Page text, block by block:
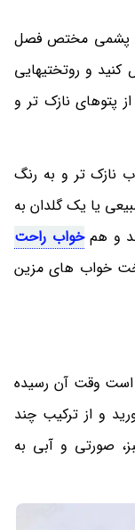
پشمی مختص فصل
کنید و روتختیهایی
پتوهای نازک تر و
نازک تر و به رنگ
یا یک گلدان به
و همخواب راحت
خواب های مزین
است وقت آن رسیده
و از ترکیب چند
صورتی و آبی به